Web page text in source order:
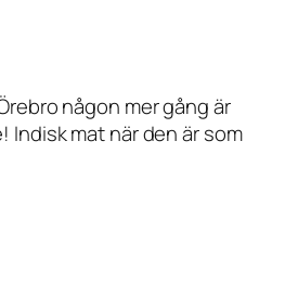
någon mer gång är
Indisk mat när den är som